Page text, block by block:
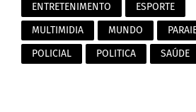
ENTRETENIMENTO
ESPORTE
MULTIMIDIA
MUNDO
POLICIAL
POLITICA SAÚDE